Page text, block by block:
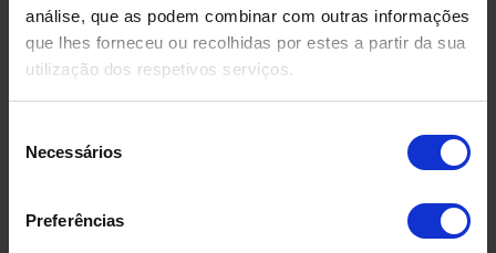
análise, que as podem combinar com outras informações
que lhes forneceu ou recolhidas por estes a partir da sua
utilização dos respetivos serviços.
Necessários
Preferências